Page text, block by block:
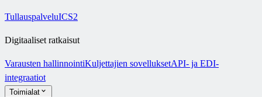
TullauspalveluICS2
Digitaaliset ratkaisut
Varausten hallinnointiKuljettajien sovelluksetAPI- ja EDI-
integraatiot
Toimialat